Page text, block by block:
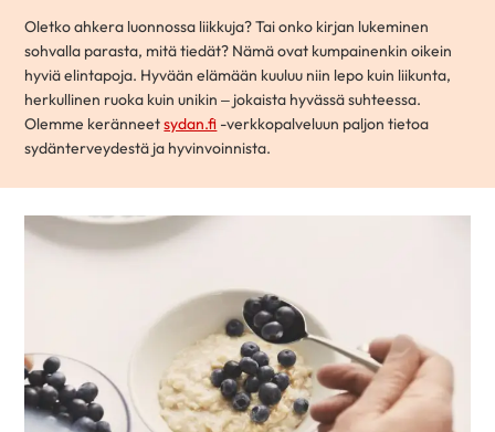
Oletko ahkera luonnossa liikkuja? Tai onko kirjan lukeminen
sohvalla parasta, mitä tiedät? Nämä ovat kumpainenkin oikein
hyviä elintapoja. Hyvään elämään kuuluu niin lepo kuin liikunta,
herkullinen ruoka kuin unikin – jokaista hyvässä suhteessa.
Olemme keränneetsydan.fi -verkkopalveluun paljon tietoa
sydänterveydestä ja hyvinvoinnista.